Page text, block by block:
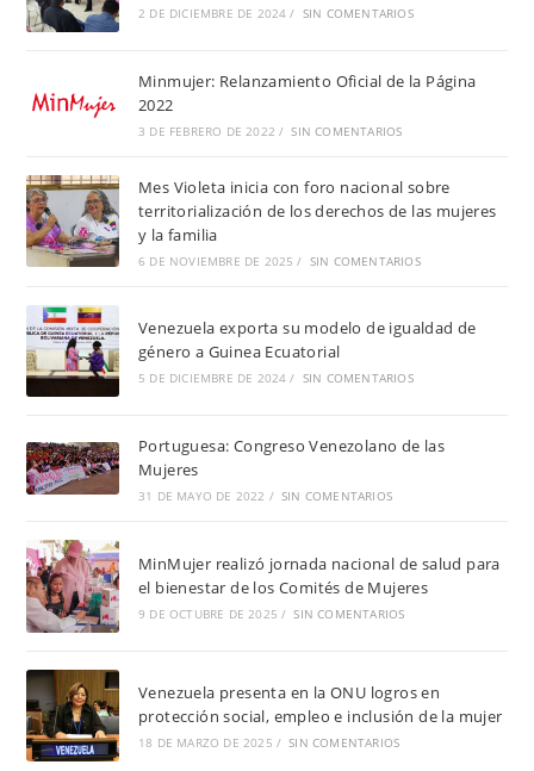
2 DE DICIEMBRE DE 2024 / SIN COMENTARIOS
Minmujer: Relanzamiento Oficial de la Página
2022
3 DE FEBRERO DE 2022 / SIN COMENTARIOS
Mes Violeta inicia con foro nacional sobre
territorialización de los derechos de las mujeres
y la familia
6 DE NOVIEMBRE DE 2025 / SIN COMENTARIOS
Venezuela exporta su modelo de igualdad de
género a Guinea Ecuatorial
5 DE DICIEMBRE DE 2024 / SIN COMENTARIOS
Portuguesa: Congreso Venezolano de las
Mujeres
31 DE MAYO DE 2022 / SIN COMENTARIOS
MinMujer realizó jornada nacional de salud para
el bienestar de los Comités de Mujeres
9 DE OCTUBRE DE 2025 / SIN COMENTARIOS
Venezuela presenta en la ONU logros en
protección social, empleo e inclusión de la mujer
18 DE MARZO DE 2025 / SIN COMENTARIOS